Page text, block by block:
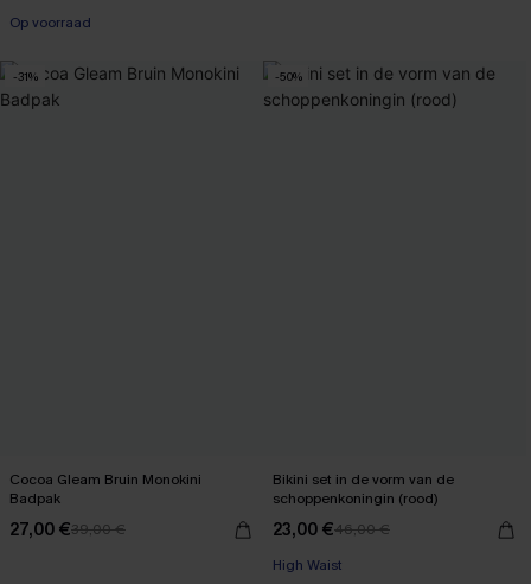
Op voorraad
-31%
Cocoa Gleam Bruin Monokini
Badpak
27,00 €39,00 €
-50%
Bikini set in de vorm van de
schoppenkoningin (rood)
23,00 €46,00 €
High Waist